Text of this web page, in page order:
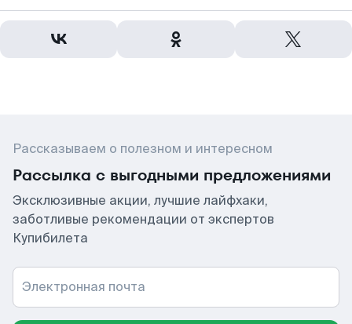
Рассказываем о полезном и интересном
Рассылка с выгодными предложениями
Эксклюзивные акции, лучшие лайфхаки,
заботливые рекомендации от экспертов
Купибилета
Электронная почта